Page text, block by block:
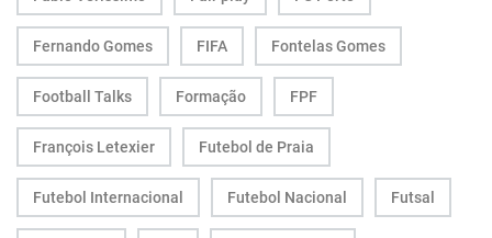
Fernando Gomes FIFA Fontelas Gomes
Football Talks Formação FPF
François Letexier Futebol de Praia
Futebol Internacional Futebol Nacional Futsal